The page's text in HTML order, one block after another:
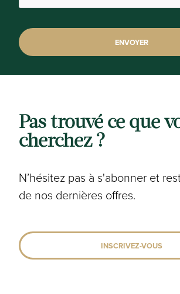
oui - < 500 m
oui - < 500 m
oui - 500 m à 1000 m
Garderie:
Banque:
oui - 500 m à 1000 m
Pas trouvé ce que
cherchez ?
N’hésitez pas à s'abonner et
de nos dernières offres.
INSCRIVEZ-VOUS